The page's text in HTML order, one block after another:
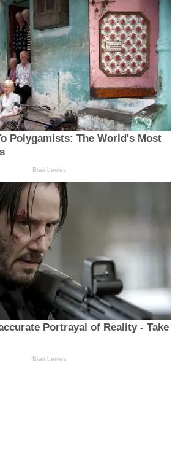
Polygamists: The World's Most
Brainberries
Portrayal of Reality - Take
Brainberries